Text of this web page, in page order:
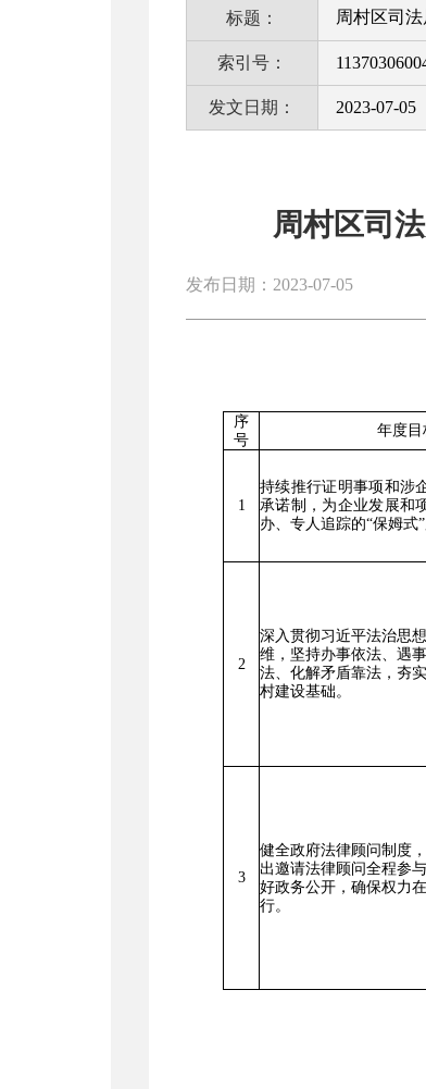
标题： 周村区司
索引号：
发文日期： 2023-07-05
周村区司
发布日期：2023-07-05
序
号
年度目
1
持续推行证明事项和涉
承诺制，为企业发展和
办、 专人追踪的“保姆式”
2
深入贯彻习近平法治思
维，坚持办事依法、遇
法、化解矛盾靠法，夯
村建设基础。
3
健全政府法律顾问制度
出邀请法律顾问全程参
好政务公开，确保权力
行。